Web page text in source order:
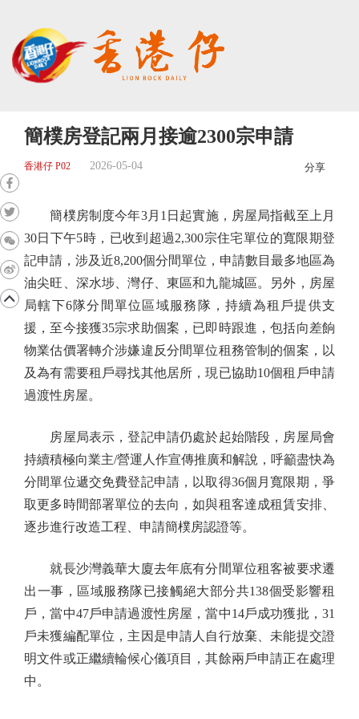
簡樸房登記兩月接逾2300宗申請
香港仔 P02 2026-05-04 分享
簡樸房制度今年3月1日起實施，房屋局指截至上月
30日下午5時，已收到超過2,300宗住宅單位的寬限期登
記申請，涉及近8,200個分間單位，申請數目最多地區為
油尖旺、深水埗、灣仔、東區和九龍城區。另外，房屋
局轄下6隊分間單位區域服務隊，持續為租戶提供支
援，至今接獲35宗求助個案，已即時跟進，包括向差餉
物業估價署轉介涉嫌違反分間單位租務管制的個案，以
及為有需要租戶尋找其他居所，現已協助10個租戶申請
過渡性房屋。
房屋局表示，登記申請仍處於起始階段，房屋局會
持續積極向業主/營運人作宣傳推廣和解說，呼籲盡快為
分間單位遞交免費登記申請，以取得36個月寬限期，爭
取更多時間部署單位的去向，如與租客達成租賃安排、
逐步進行改造工程、申請簡樸房認證等。
就長沙灣義華大廈去年底有分間單位租客被要求遷
出一事，區域服務隊已接觸絕大部分共138個受影響租
戶，當中47戶申請過渡性房屋，當中14戶成功獲批，31
戶未獲編配單位，主因是申請人自行放棄、未能提交證
明文件或正繼續輪候心儀項目，其餘兩戶申請正在處理
中。